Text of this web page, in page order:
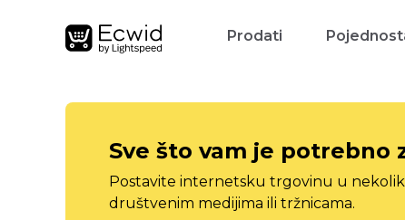
Prodati
Sve što vam je potrebno
Postavite internetsku trgovinu u
društvenim medijima ili tržnicama.